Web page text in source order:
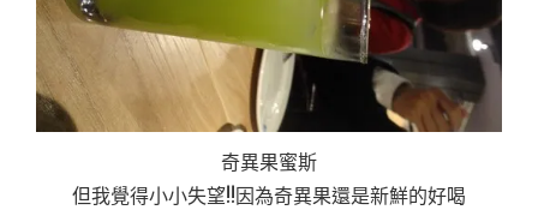
奇異果蜜斯
但我覺得小小失望!!因為奇異果還是新鮮的好喝